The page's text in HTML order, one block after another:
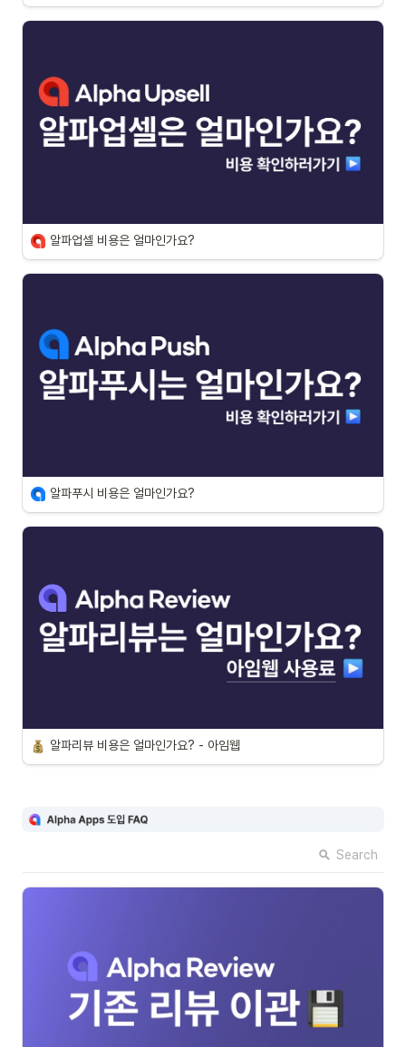
알파업셀 비용은 얼마인가요?
알파푸시 비용은 얼마인가요?
알파리뷰 비용은 얼마인가요? - 아임웹
Search